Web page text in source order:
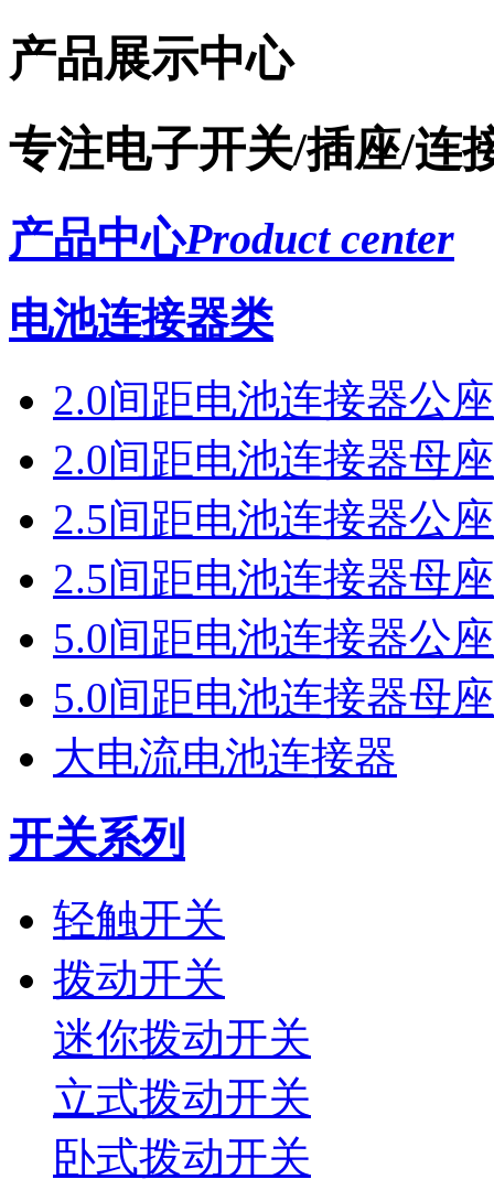
产品展示中心
专注电子开关/插座/连
产品中心Product center
电池连接器类
2.0间距电池连接器公座
2.0间距电池连接器母座
2.5间距电池连接器公座
2.5间距电池连接器母座
5.0间距电池连接器公座
5.0间距电池连接器母座
大电流电池连接器
开关系列
轻触开关
拨动开关
迷你拨动开关
立式拨动开关
卧式拨动开关